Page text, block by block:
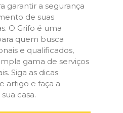
garantir a segurança
de suas
O Grifo é uma
quem busca
e qualificados,
gama de serviços
Siga as dicas
artigo e faça a
casa.